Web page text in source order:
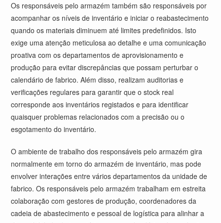
Os responsáveis pelo armazém também são responsáveis por
acompanhar os níveis de inventário e iniciar o reabastecimento
quando os materiais diminuem até limites predefinidos. Isto
exige uma atenção meticulosa ao detalhe e uma comunicação
proativa com os departamentos de aprovisionamento e
produção para evitar discrepâncias que possam perturbar o
calendário de fabrico. Além disso, realizam auditorias e
verificações regulares para garantir que o stock real
corresponde aos inventários registados e para identificar
quaisquer problemas relacionados com a precisão ou o
esgotamento do inventário.
O ambiente de trabalho dos responsáveis pelo armazém gira
normalmente em torno do armazém de inventário, mas pode
envolver interações entre vários departamentos da unidade de
fabrico. Os responsáveis pelo armazém trabalham em estreita
colaboração com gestores de produção, coordenadores da
cadeia de abastecimento e pessoal de logística para alinhar a